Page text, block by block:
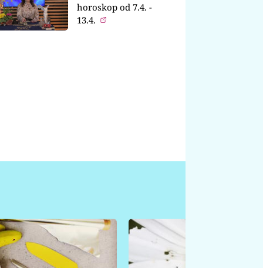
horoskop od 7.4. -
13.4.